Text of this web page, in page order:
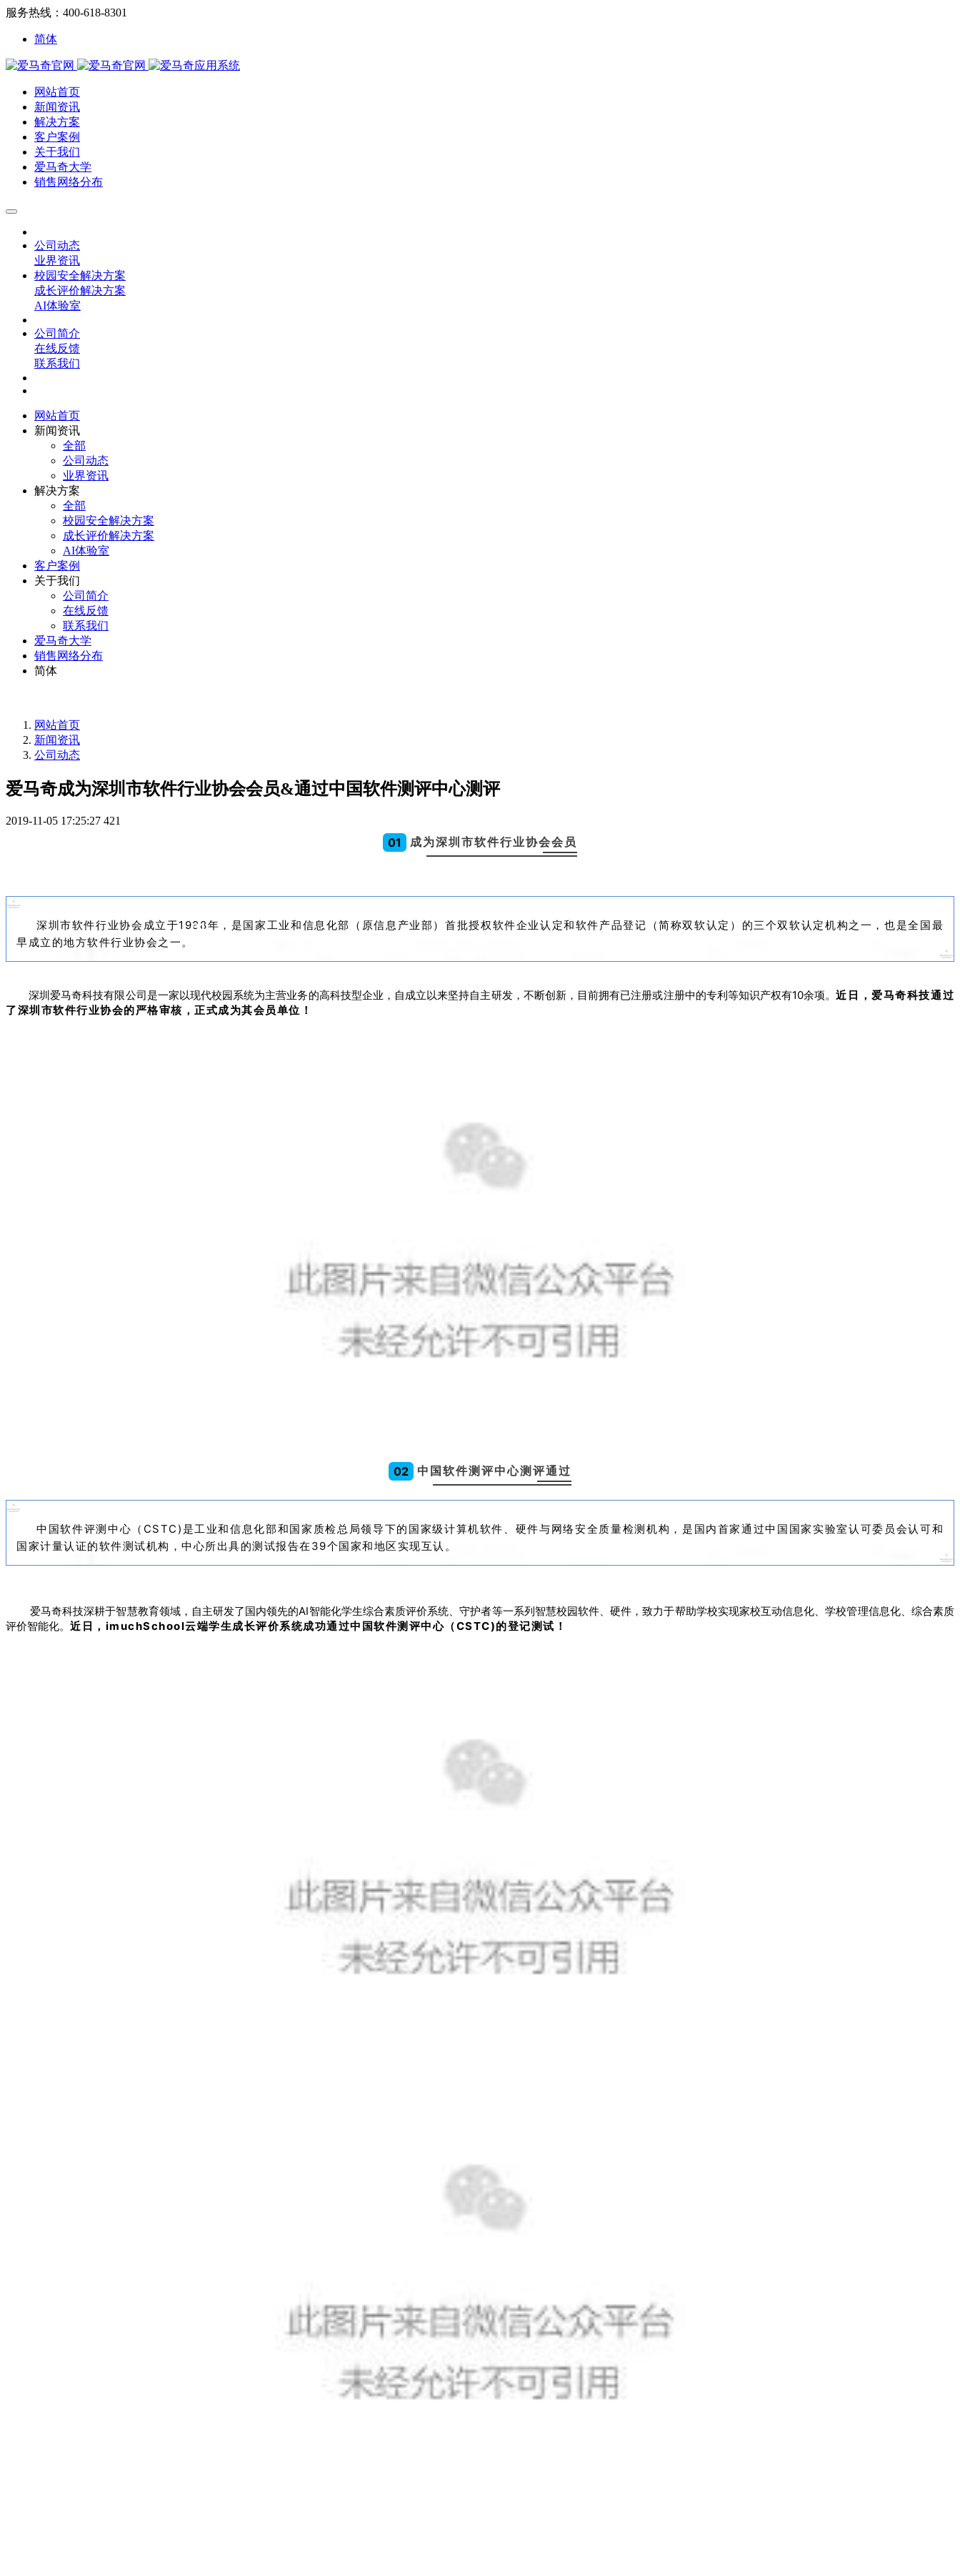
服务热线：400-618-8301
简体
网站首页
新闻资讯
解决方案
客户案例
关于我们
爱马奇大学
销售网络分布
公司动态
业界资讯
校园安全解决方案
成长评价解决方案
AI体验室
公司简介
在线反馈
联系我们
网站首页
新闻资讯
全部
公司动态
业界资讯
解决方案
全部
校园安全解决方案
成长评价解决方案
AI体验室
客户案例
关于我们
公司简介
在线反馈
联系我们
爱马奇大学
销售网络分布
简体
网站首页
新闻资讯
公司动态
爱马奇成为深圳市软件行业协会会员&通过中国软件测评中心测评
2019-11-05 17:25:27 421
01 成为深圳市软件行业协会会员
01
深圳市软件行业协会成立于1988年，是国家工业和信息化部（原信息产业部）首批授权软件企业认定和软件产品登记（简称双软认定）的三个双软认定机构之一，也是全国最
早成立的地方软件行业协会之一。
深圳爱马奇科技有限公司是一家以现代校园系统为主营业务的高科技型企业，自成立以来坚持自主研发，不断创新，目前拥有已注册或注册中的专利等知识产权有10余项。近日，爱马奇科技通过
了深圳市软件行业协会的严格审核， 正式成为其会员单位！
02 中国软件测评中心测评通过
中国软件评测中心 （CSTC)是工业和信息化部和国家质检总局领导下的国家级计算机软件、硬件与网络安全质量检测机构，是国内首家通过中国 国家实验室认可委员会认可和
国家计量认证的软件测试机构， 中心所出具的测试报告在39个国家和地区实现互认。
爱马奇科技深耕于智慧教育领域，自主研发了国内领先的AI智能化学生综合素质评价系统、守护者等一系列智慧校园软件、硬件，致力于帮助学校实现家校互动信息化、学校管理信息化、综合素质
评价智能化。 近日，imuchSchool云端学生成长评价系统成功通过中国软件测评中心（CSTC)的登记测试！